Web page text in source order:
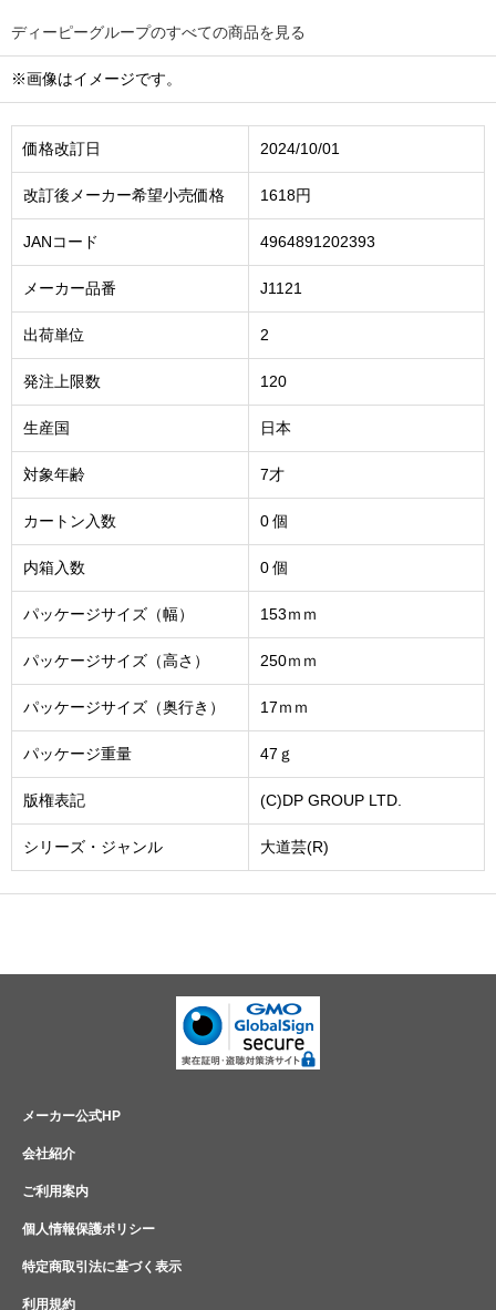
ディーピーグループのすべての商品を見る
※画像はイメージです。
価格改訂日 2024/10/01
改訂後メーカー希望小売価格 1618円
JANコード 4964891202393
メーカー品番 J1121
出荷単位 2
発注上限数 120
生産国 日本
対象年齢 7才
カートン入数 0 個
内箱入数 0 個
パッケージサイズ（幅） 153ｍｍ
パッケージサイズ（高さ） 250ｍｍ
パッケージサイズ（奥行き） 17ｍｍ
パッケージ重量 47ｇ
版権表記 (C)DP GROUP LTD.
シリーズ・ジャンル 大道芸(R)
メーカー公式HP
会社紹介
ご利用案内
個人情報保護ポリシー
特定商取引法に基づく表示
利用規約